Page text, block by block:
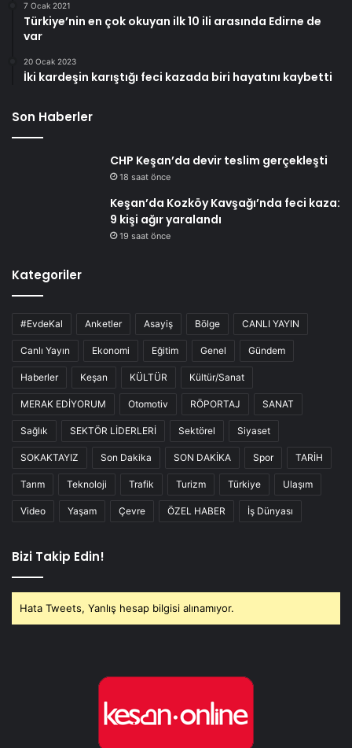
7 Ocak 2021
Türkiye’nin en çok okuyan ilk 10 ili arasında Edirne de
var
20 Ocak 2023
İki kardeşin karıştığı feci kazada biri hayatını kaybetti
Son Haberler
CHP Keşan’da devir teslim gerçekleşti
18 saat önce
Keşan’da Kozköy Kavşağı’nda feci kaza:
9 kişi ağır yaralandı
19 saat önce
Kategoriler
#EvdeKal Anketler Asayiş Bölge CANLI YAYIN
Canlı Yayın Ekonomi Eğitim Genel Gündem
Haberler Keşan KÜLTÜR Kültür/Sanat
MERAK EDİYORUM Otomotiv RÖPORTAJ SANAT
Sağlık SEKTÖR LİDERLERİ Sektörel Siyaset
SOKAKTAYIZ Son Dakika SON DAKİKA Spor TARİH
Tarım Teknoloji Trafik Turizm Türkiye Ulaşım
Video Yaşam Çevre ÖZEL HABER İş Dünyası
Bizi Takip Edin!
Hata Tweets, Yanlış hesap bilgisi alınamıyor.